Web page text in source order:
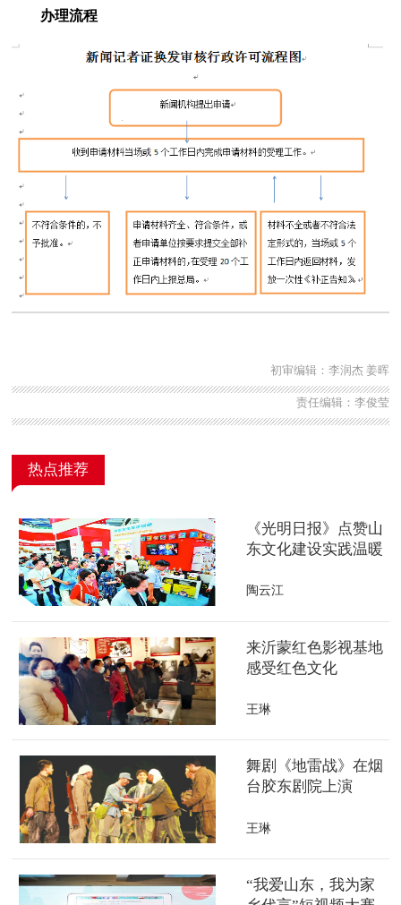
办理流程
初审编辑：李润杰 姜晖
责任编辑：李俊莹
热点推荐
《光明日报》点赞山
东文化建设实践温暖
陶云江
来沂蒙红色影视基地
感受红色文化
王琳
舞剧《地雷战》在烟
台胶东剧院上演
王琳
“我爱山东，我为家